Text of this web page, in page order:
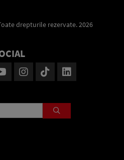
drepturile rezervate. 2026